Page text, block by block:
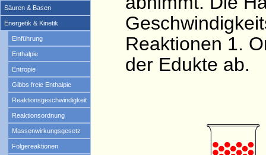
Säuren & Basen
Energetik & Kinetik
Einführung
Enthalpie
Entropie
Gibbs freie Enthalpie
Reaktionsgeschwindigkeit
Reaktionsordnung
Massenwirkungsgesetz
Folgereaktionen
Reaktionen 1.
der Edukte ab.